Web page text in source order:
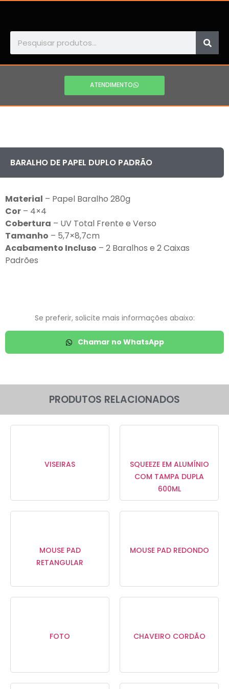
ATENDIMENTO
BARALHO DE PAPEL DUPLO PADRÃO
Material – Papel Baralho 280g
Cor – 4×4
Cobertura – UV Total Frente e Verso
Tamanho – 5,7×8,7cm
Acabamento Incluso – 2 Baralhos e 2 Caixas
Padrões
Se preferir, solicite mais informações abaixo:
Chamar no WhatsApp
PRODUTOS RELACIONADOS
VISEIRAS
SQUEEZE EM ALUMÍNIO
COM TAMPA DUPLA
600ML
MOUSE PAD
RETANGULAR
MOUSE PAD REDONDO
FOTO CHAVEIRO CORDÃO